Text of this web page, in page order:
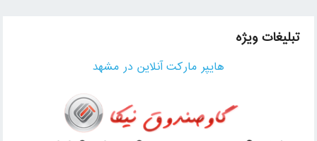
تبلیغات ویژه
هایپر مارکت آنلاین در مشهد